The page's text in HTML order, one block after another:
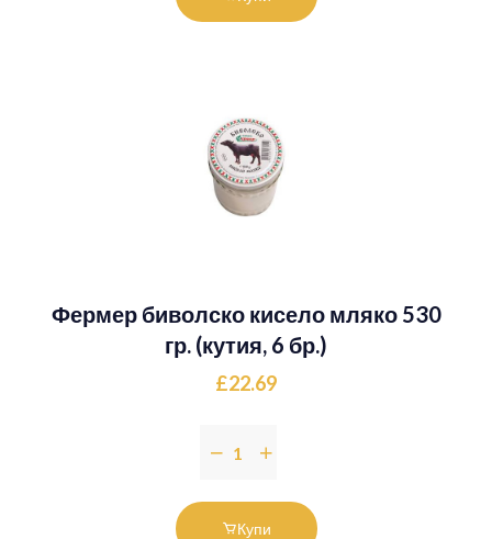
Фермер биволско кисело мляко 530
гр. (кутия, 6 бр.)
£22.69
Купи